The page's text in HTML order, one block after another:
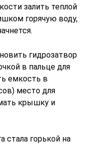
залить теплой
горячую воду,
гидрозатвор
в пальце для
емкость в
место для
крышку и
стала горькой на